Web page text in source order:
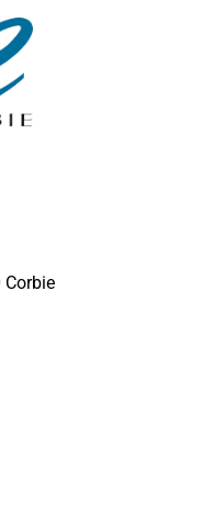
Corbie